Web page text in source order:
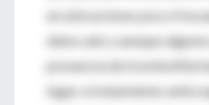
en ubicaciones poco
datos aún y aunque
presencia de trombofilia
lugar a tratamiento